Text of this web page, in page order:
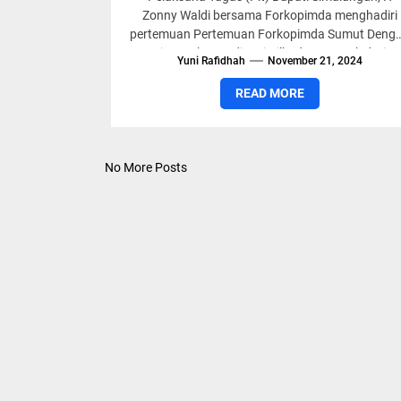
Secara Virtual
Zonny Waldi bersama Forkopimda menghadiri
pertemuan Pertemuan Forkopimda Sumut
Tim Desk Koordinasi Pilkada Serentak dari
Yuni Rafidhah November 21, 2024
READ MORE
No More Posts